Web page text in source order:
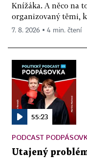
Knížáka. A něco na
organizovaný těmi,
7. 8. 2026 ▪ 4 min. čtení
55:23
PODCAST
Utajený